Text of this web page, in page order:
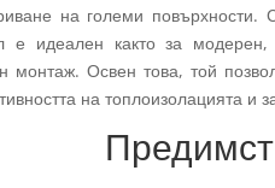
на големи повърхности.
е идеален както за модерен,
монтаж. Освен това, той
на топлоизолацията и